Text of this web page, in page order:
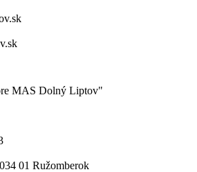
MAS Dolný Liptov"
01 Ružomberok